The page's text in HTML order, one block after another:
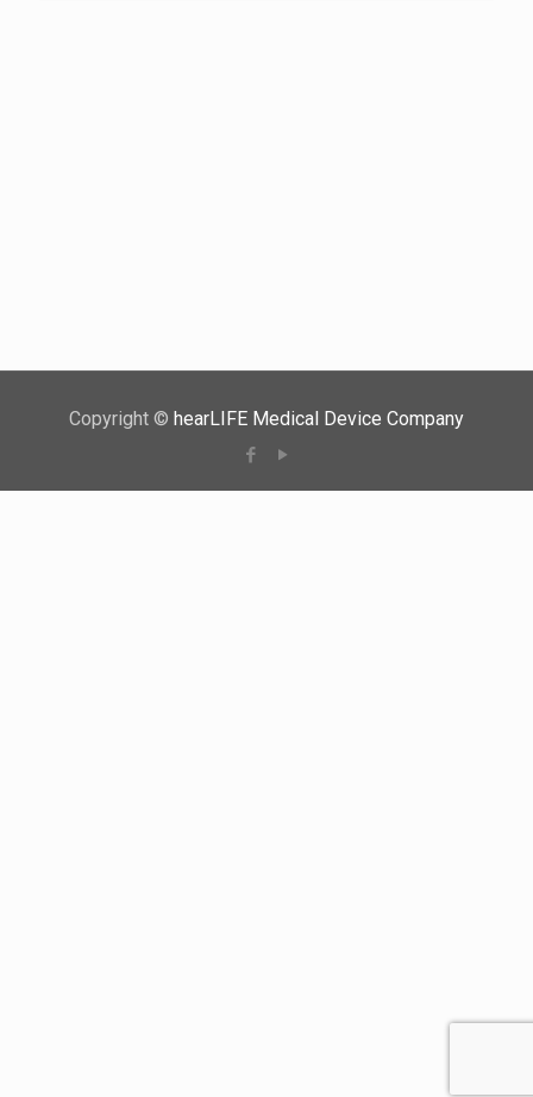
Copyright © hearLIFE Medical Device Company